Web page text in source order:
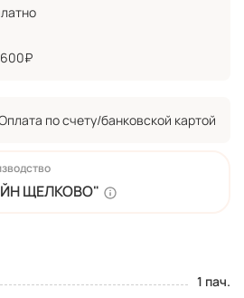
1 пач.
ЩЕЛКОВО"
600₽
по счету/банковской картой